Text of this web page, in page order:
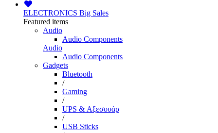
ELECTRONICS Big Sales
Featured items
Audio
Audio Components
Audio
Audio Components
Gadgets
Bluetooth
/
Gaming
/
UPS & Αξεσουάρ
/
USB Sticks